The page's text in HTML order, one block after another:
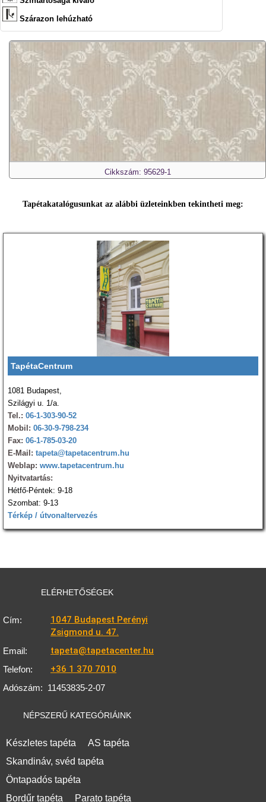
Szárazon lehúzható
Cikkszám: 95629-1
Tapétakatalógusunkat az alábbi üzleteinkben tekintheti meg:
TapétaCentrum
1081 Budapest,
Szilágyi u. 1/a.
Tel.: 06-1-303-90-52
Mobil: 06-30-9-798-234
Fax: 06-1-785-03-20
E-Mail: tapeta@tapetacentrum.hu
Weblap: www.tapetacentrum.hu
Nyitvatartás:
Hétfő-Péntek: 9-18
Szombat: 9-13
Térkép / útvonaltervezés
ELÉRHETŐSÉGEK
Cím:
1047 Budapest Perényi
Zsigmond u. 47.
Email: tapeta@tapetacenter.hu
Telefon: +36 1 370 7010
Adószám: 11453835-2-07
NÉPSZERŰ KATEGÓRIÁINK
Készletes tapéta
AS tapéta
Skandináv, svéd tapéta
Öntapadós tapéta
Bordűr tapéta
Parato tapéta